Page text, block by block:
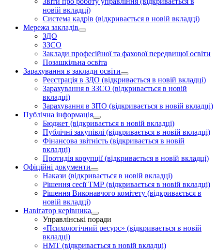
новій вкладці)
Система кадрів (відкривається в новій вкладці)
Мережа закладів
ЗДО
ЗЗСО
Заклади професійної та фахової передвищої освіти
Позашкільна освіта
Зарахування в заклади освіти
Реєстрація в ЗДО (відкривається в новій вкладці)
Зарахування в ЗЗСО (відкривається в новій
вкладці)
Зарахування в ЗПО (відкривається в новій вкладці)
Публічна інформація
Бюджет (відкривається в новій вкладці)
Публічні закупівлі (відкривається в новій вкладці)
Фінансова звітність (відкривається в новій
вкладці)
Протидія корупції (відкривається в новій вкладці)
Офіційні документи
Накази (відкривається в новій вкладці)
Рішення сесії ТМР (відкривається в новій вкладці)
Рішення Виконавчого комітету (відкривається в
новій вкладці)
Навігатор керівника
Управлінські поради
«Психологічний ресурс» (відкривається в новій
вкладці)
НМТ (відкривається в новій вкладці)